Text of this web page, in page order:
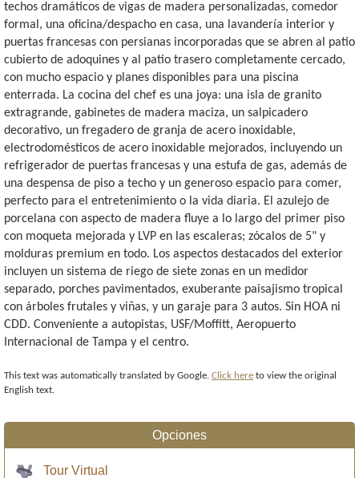
techos dramáticos de vigas de madera personalizadas, comedor
formal, una oficina/despacho en casa, una lavandería interior y
puertas francesas con persianas incorporadas que se abren al patio
cubierto de adoquines y al patio trasero completamente cercado,
con mucho espacio y planes disponibles para una piscina
enterrada. La cocina del chef es una joya: una isla de granito
extragrande, gabinetes de madera maciza, un salpicadero
decorativo, un fregadero de granja de acero inoxidable,
electrodomésticos de acero inoxidable mejorados, incluyendo un
refrigerador de puertas francesas y una estufa de gas, además de
una despensa de piso a techo y un generoso espacio para comer,
perfecto para el entretenimiento o la vida diaria. El azulejo de
porcelana con aspecto de madera fluye a lo largo del primer piso
con moqueta mejorada y LVP en las escaleras; zócalos de 5" y
molduras premium en todo. Los aspectos destacados del exterior
incluyen un sistema de riego de siete zonas en un medidor
separado, porches pavimentados, exuberante paisajismo tropical
con árboles frutales y viñas, y un garaje para 3 autos. Sin HOA ni
CDD. Conveniente a autopistas, USF/Moffitt, Aeropuerto
Internacional de Tampa y el centro.
This text was automatically translated by Google. Click here to view the original
English text.
Opciones
Tour Virtual